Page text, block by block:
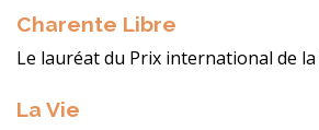
Charente Libre
Le lauréat du Prix international de
La Vie